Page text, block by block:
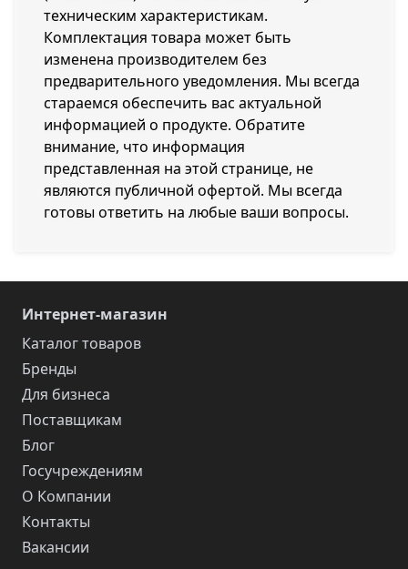
техническим характеристикам.
Комплектация товара может быть
изменена производителем без
предварительного уведомления. Мы всегда
стараемся обеспечить вас актуальной
информацией о продукте. Обратите
внимание, что информация
представленная на этой странице, не
являются публичной офертой. Мы всегда
готовы ответить на любые ваши вопросы.
Интернет-магазин
Каталог товаров
Бренды
Для бизнеса
Поставщикам
Блог
Госучреждениям
О Компании
Контакты
Вакансии